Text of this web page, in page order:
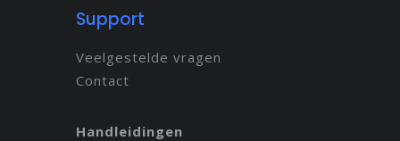
Support
Veelgestelde vragen
Contact
Handleidingen